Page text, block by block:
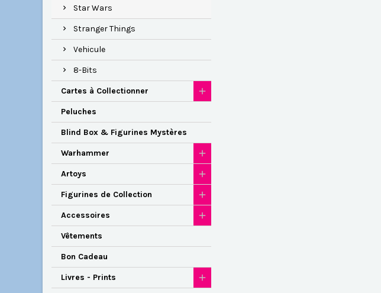
Star Wars
Stranger Things
Vehicule
8-Bits
Cartes à Collectionner
Peluches
Blind Box & Figurines Mystères
Warhammer
Artoys
Figurines de Collection
Accessoires
Vêtements
Bon Cadeau
Livres - Prints